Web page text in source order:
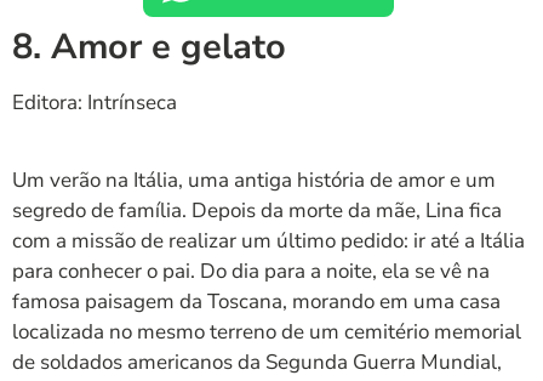
8. Amor e gelato
Editora: Intrínseca
Um verão na Itália, uma antiga história de amor e um
segredo de família. Depois da morte da mãe, Lina fica
com a missão de realizar um último pedido: ir até a Itália
para conhecer o pai. Do dia para a noite, ela se vê na
famosa paisagem da Toscana, morando em uma casa
localizada no mesmo terreno de um cemitério memorial
de soldados americanos da Segunda Guerra Mundial,